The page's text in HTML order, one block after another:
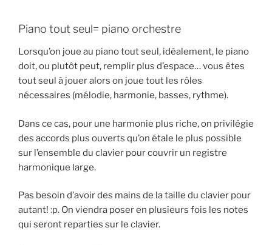
Piano tout seul= piano orchestre
Lorsqu’on joue au piano tout seul, idéalement, le piano
doit, ou plutôt peut, remplir plus d’espace… vous êtes
tout seul à jouer alors on joue tout les rôles
nécessaires (mélodie, harmonie, basses, rythme).
Dans ce cas, pour une harmonie plus riche, on privilégie
des accords plus ouverts qu’on étale le plus possible
sur l’ensemble du clavier pour couvrir un registre
harmonique large.
Pas besoin d’avoir des mains de la taille du clavier pour
autant! :p. On viendra poser en plusieurs fois les notes
qui seront reparties sur le clavier.